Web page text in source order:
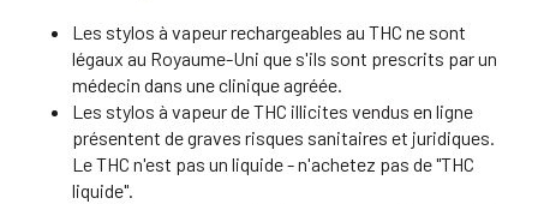
Les stylos à vapeur rechargeables au THC ne sont
légaux au Royaume-Uni que s'ils sont prescrits par un
médecin dans une clinique agréée.
Les stylos à vapeur de THC illicites vendus en ligne
présentent de graves risques sanitaires et juridiques.
Le THC n'est pas un liquide - n'achetez pas de "THC
liquide".